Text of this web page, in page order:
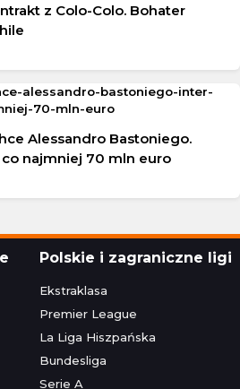
z Colo-Colo. Bohater
Alessandro Bastoniego.
najmniej 70 mln euro
Polskie i zagraniczne ligi
Ekstraklasa
Premier League
La Liga Hiszpańska
Bundesliga
Serie A